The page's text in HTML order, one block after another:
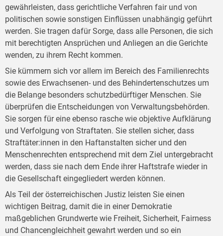
gewährleisten, dass gerichtliche Verfahren fair und von
politischen sowie sonstigen Einflüssen unabhängig geführt
werden. Sie tragen dafür Sorge, dass alle Personen, die sich
mit berechtigten Ansprüchen und Anliegen an die Gerichte
wenden, zu ihrem Recht kommen.
Sie kümmern sich vor allem im Bereich des Familienrechts
sowie des Erwachsenen- und des Behindertenschutzes um
die Belange besonders schutzbedürftiger Menschen. Sie
überprüfen die Entscheidungen von Verwaltungsbehörden.
Sie sorgen für eine ebenso rasche wie objektive Aufklärung
und Verfolgung von Straftaten. Sie stellen sicher, dass
Straftäter:innen in den Haftanstalten sicher und den
Menschenrechten entsprechend mit dem Ziel untergebracht
werden, dass sie nach dem Ende ihrer Haftstrafe wieder in
die Gesellschaft eingegliedert werden können.
Als Teil der österreichischen Justiz leisten Sie einen
wichtigen Beitrag, damit die in einer Demokratie
maßgeblichen Grundwerte wie Freiheit, Sicherheit, Fairness
und Chancengleichheit gewahrt werden und so ein